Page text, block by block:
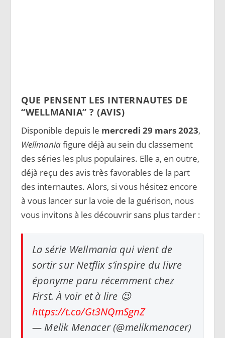
QUE PENSENT LES INTERNAUTES DE
“WELLMANIA” ? (AVIS)
Disponible depuis le mercredi 29 mars 2023,
Wellmaniafigure déjà au sein du classement
des séries les plus populaires. Elle a, en outre,
déjà reçu des avis très favorables de la part
des internautes. Alors, si vous hésitez encore
à vous lancer sur la voie de la guérison, nous
vous invitons à les découvrir sans plus tarder :
La série Wellmania qui vient de
sortir sur Netflix s’inspire du livre
éponyme paru récemment chez
First. À voir et à lire 😉
https://t.co/Gt3NQmSgnZ
— Melik Menacer (@melikmenacer)